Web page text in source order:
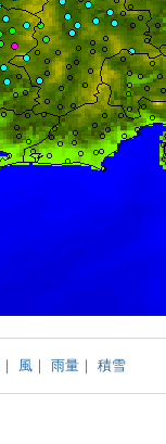
｜ 風 ｜雨量 ｜積雪